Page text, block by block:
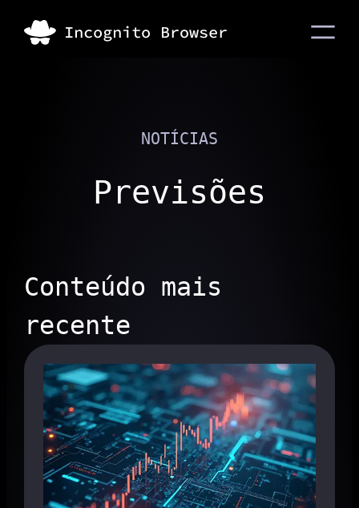
NOTÍCIAS
Previsões
Conteúdo mais
recente